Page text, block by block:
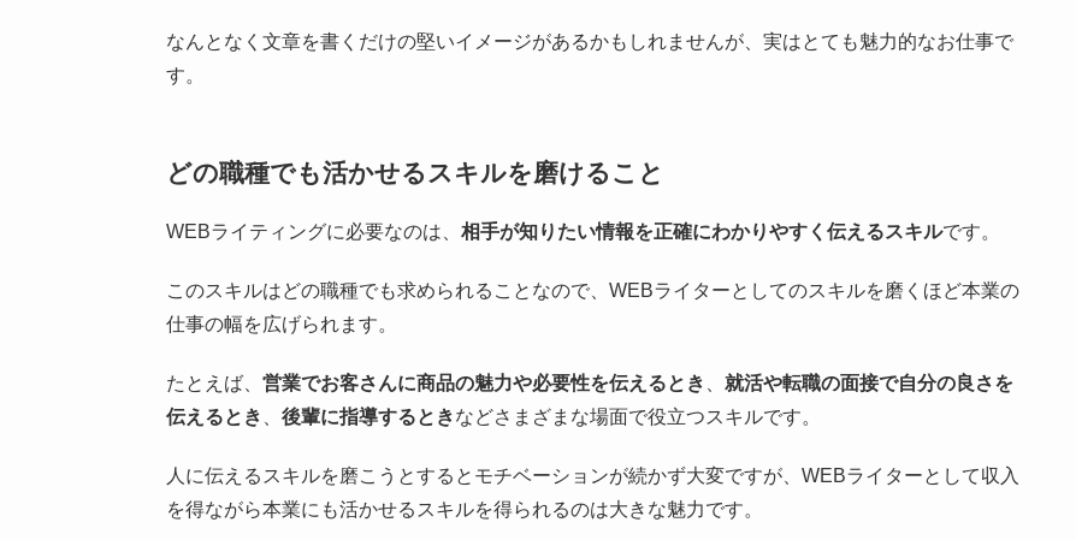
なんとなく文章を書くだけの堅いイメージがあるかもしれませんが、実はとても魅力的なお仕事で
す。
どの職種でも活かせるスキルを磨けること
WEBライティングに必要なのは、 相手が知りたい情報を正確にわかりやすく伝えるスキルです。
このスキルはどの職種でも求められることなので、WEBライターとしてのスキルを磨くほど本業の
仕事の幅を広げられます。
たとえば、 営業でお客さんに商品の魅力や必要性を伝えるとき
就活や転職の面接で自分の良さを
伝えるとき
後輩に指導するときなどさまざまな場面で役立つスキルです。
人に伝えるスキルを磨こうとするとモチベーションが続かず大変ですが、WEBライターとして収入
を得ながら本業にも活かせるスキルを得られるのは大きな魅力です。